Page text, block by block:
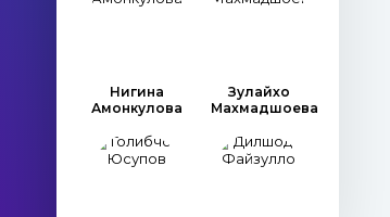
Нигина
Амонкулова
Зулайхо
Махмадшоева